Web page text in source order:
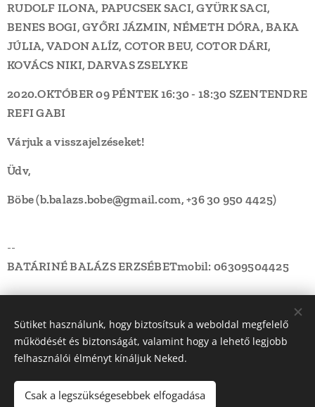
RUDOLF ILONA, PAPUCSEK SACI, GYÜRK SACI,
BENES BOGI, GYŐRI JÁZMIN, NÉMETH DÓRA, BAKA
JÚLIA, VADON ALÍZ, COTOR BEU, COTOR DÁRI,
KOVÁCS NIKI, DARVAS ZSELYKE
2020.OKTÓBER 09 PÉNTEK 16:30 - 18:30 SZENTENDRE
REFIGABI
Várjuk a visszajelzéseket!
Üdv,
Böbe (b.balazs.bobe@gmail.com, +36 30 950 4425)
--
BATÁRINÉ BALÁZS ERZSÉBETmobil: 06309504425
Sütiket használunk, hogy biztosítsuk a weboldal megfelelő
működését és biztonságát, valamint hogy a lehető legjobb
felhasználói élményt kínáljuk Neked.
Csak a legszükségesebbek elfogadása